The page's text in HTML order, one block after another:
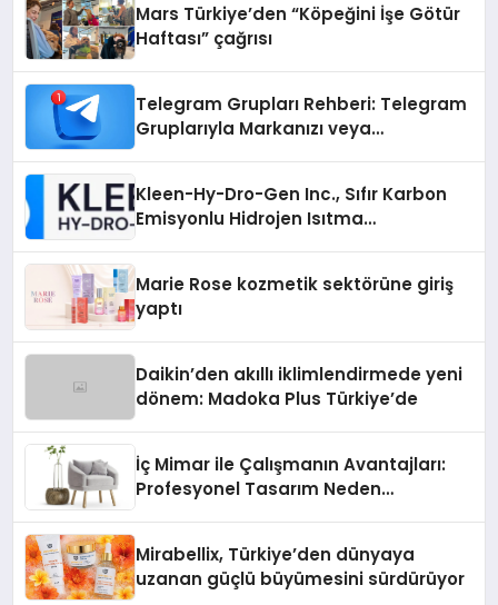
Mars Türkiye’den “Köpeğini İşe Götür
Haftası” çağrısı
Telegram Grupları Rehberi: Telegram
Gruplarıyla Markanızı veya
Kleen-Hy-Dro-Gen Inc., Sıfır Karbon
Emisyonlu Hidrojen Isıtma
Marie Rose kozmetik sektörüne giriş
yaptı
Daikin’den akıllı iklimlendirmede yeni
dönem: Madoka Plus Türkiye’de
İç Mimar ile Çalışmanın Avantajları:
Profesyonel Tasarım Neden
Mirabellix, Türkiye’den dünyaya
uzanan güçlü büyümesini sürdürüyor